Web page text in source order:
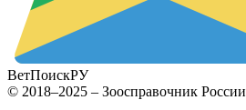
ВетПоискРУ
© 2018–2025 – Зоосправочник России